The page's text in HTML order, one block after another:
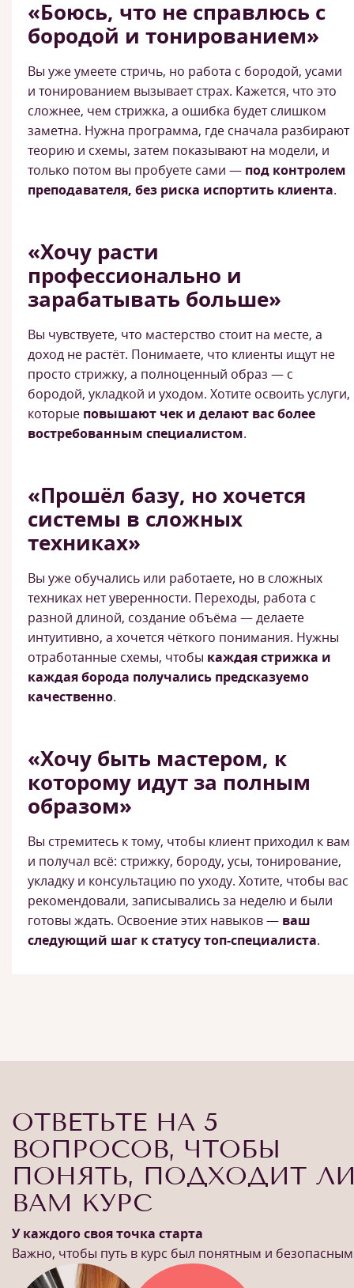
«Боюсь, что не справлюсь с
бородой и тонированием»
Вы уже умеете стричь, но работа с бородой, усами
и тонированием вызывает страх. Кажется, что это
сложнее, чем стрижка, а ошибка будет слишком
заметна. Нужна программа, где сначала разбирают
теорию и схемы, затем показывают на модели, и
только потом вы пробуете сами — под контролем
преподавателя, без риска испортить клиента.
«Хочу расти
профессионально и
зарабатывать больше»
Вы чувствуете, что мастерство стоит на месте, а
доход не растёт. Понимаете, что клиенты ищут не
просто стрижку, а полноценный образ — с
бородой, укладкой и уходом. Хотите освоить услуги,
которые повышают чек и делают вас более
востребованным специалистом.
«Прошёл базу, но хочется
системы в сложных
техниках»
Вы уже обучались или работаете, но в сложных
техниках нет уверенности. Переходы, работа с
разной длиной, создание объёма — делаете
интуитивно, а хочется чёткого понимания. Нужны
отработанные схемы, чтобы каждая стрижка и
каждая борода получались предсказуемо
качественно.
«Хочу быть мастером, к
которому идут за полным
образом»
Вы стремитесь к тому, чтобы клиент приходил к вам
и получал всё: стрижку, бороду, усы, тонирование,
укладку и консультацию по уходу. Хотите, чтобы вас
рекомендовали, записывались за неделю и были
готовы ждать. Освоение этих навыков — ваш
следующий шаг к статусу топ-специалиста.
ОТВЕТЬТЕ НА 5
ВОПРОСОВ, ЧТОБЫ
ПОНЯТЬ, ПОДХОДИТ
ВАМ КУРС
У каждого своя точка старта
Важно, чтобы путь в курс был понятным и безопасным